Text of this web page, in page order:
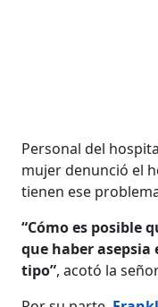
Personal del
mujer denunció el
tienen ese
“Cómo es posible
que haber asepsia
tipo”, acotó la